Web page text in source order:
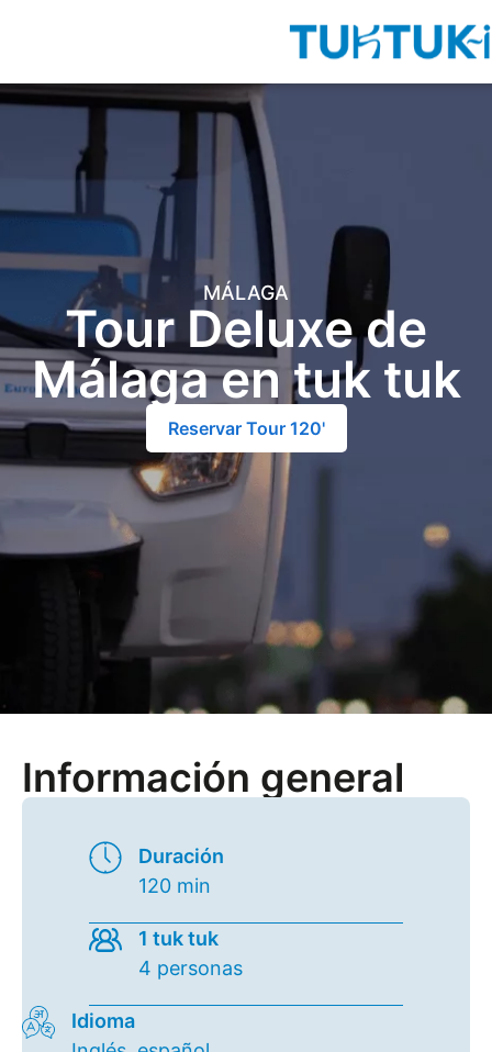
MÁLAGA
Tour Deluxe de
Málaga en tuk tuk
Reservar Tour 120'
Información general
Duración
120 min
1 tuk tuk
4 personas
Idioma